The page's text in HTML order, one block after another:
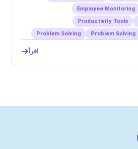
Employee Monitoring
Productivity Tools
Problem Solving
Problem Solving
اقرأ